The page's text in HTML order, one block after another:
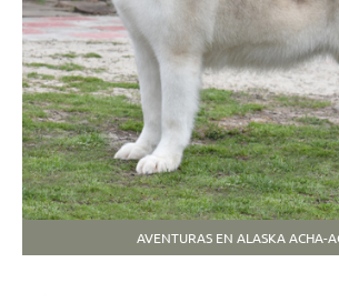
AVENTURAS EN ALASKA ACHA-